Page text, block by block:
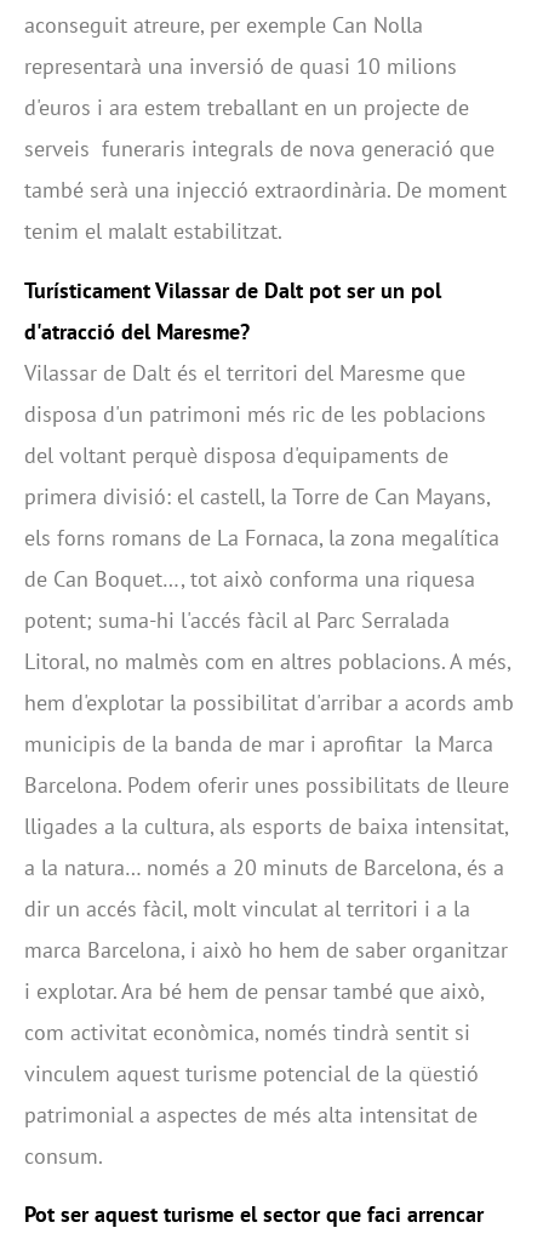
aconseguit atreure, per exemple Can Nolla
representarà una inversió de quasi 10 milions
d'euros i ara estem treballant en un projecte de
serveis funeraris integrals de nova generació que
també serà una injecció extraordinària. De moment
tenim el malalt estabilitzat.
Turísticament Vilassar de Dalt pot ser un pol
d'atracció del Maresme?
Vilassar de Dalt és el territori del Maresme que
disposa d'un patrimoni més ric de les poblacions
del voltant perquè disposa d'equipaments de
primera divisió: el castell, la Torre de Can Mayans,
els forns romans de La Fornaca, la zona megalítica
de Can Boquet…, tot això conforma una riquesa
potent; suma-hi l'accés fàcil al Parc Serralada
Litoral, no malmès com en altres poblacions. A més,
hem d'explotar la possibilitat d'arribar a acords amb
municipis de la banda de mar i aprofitar la Marca
Barcelona. Podem oferir unes possibilitats de lleure
lligades a la cultura, als esports de baixa intensitat,
a la natura… només a 20 minuts de Barcelona, és a
dir un accés fàcil, molt vinculat al territori i a la
marca Barcelona, i això ho hem de saber organitzar
i explotar. Ara bé hem de pensar també que això,
com activitat econòmica, només tindrà sentit si
vinculem aquest turisme potencial de la qüestió
patrimonial a aspectes de més alta intensitat de
consum.
Pot ser aquest turisme el sector que faci arrencar